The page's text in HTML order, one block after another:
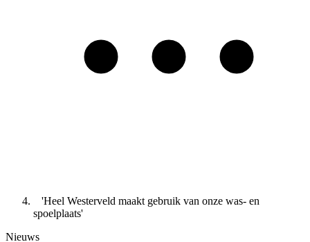
'Heel Westerveld maakt gebruik van onze was- en
spoelplaats'
Nieuws